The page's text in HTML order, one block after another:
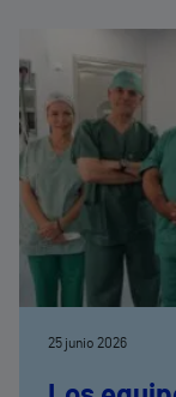
25 junio 2026